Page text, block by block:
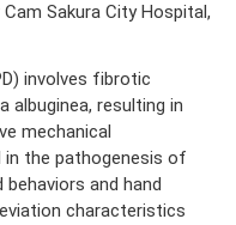
Sakura City Hospital,
involves fibrotic
albuginea, resulting in
mechanical
in the pathogenesis of
and hand
characteristics